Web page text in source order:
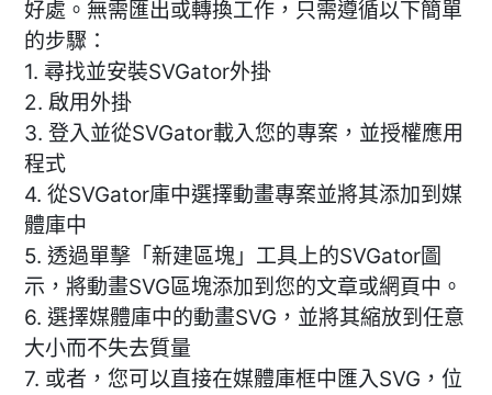
好處。無需匯出或轉換工作，只需遵循以下簡單
的步驟：
1. 尋找並安裝SVGator外掛
2. 啟用外掛
3. 登入並從SVGator載入您的專案，並授權應用
程式
4. 從SVGator庫中選擇動畫專案並將其添加到媒
體庫中
5. 透過單擊「新建區塊」工具上的SVGator圖
示，將動畫SVG區塊添加到您的文章或網頁中。
6. 選擇媒體庫中的動畫SVG，並將其縮放到任意
大小而不失去質量
7. 或者，您可以直接在媒體庫框中匯入SVG，位